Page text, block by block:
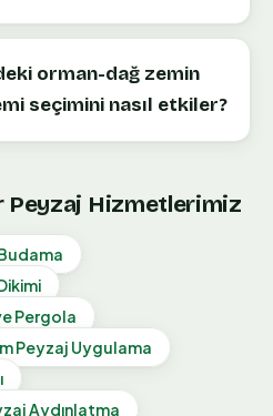
orman-dağ zemin
seçimini nasıl etkiler?
Peyzaj Hizmetlerimiz
Pergola
Peyzaj Uygulama
Aydınlatma